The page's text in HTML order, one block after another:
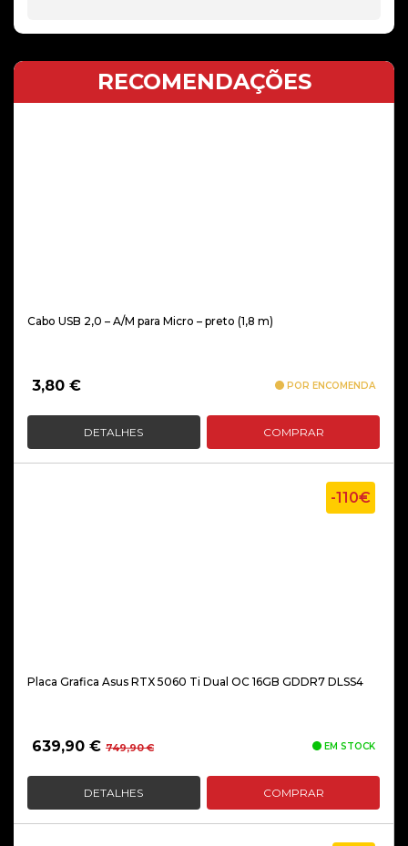
RECOMENDAÇÕES
Cabo USB 2,0 – A/M para Micro – preto (1,8 m)
3,80 € POR ENCOMENDA
DETALHES COMPRAR
-110€
Placa Grafica Asus RTX 5060 Ti Dual OC 16GB GDDR7 DLSS4
749,90€O
era:
639,90 €
O
é:
EM STOCK
DETALHES COMPRAR